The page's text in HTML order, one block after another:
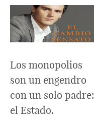
Los monopolios
son un engendro
con un solo padre:
el Estado.